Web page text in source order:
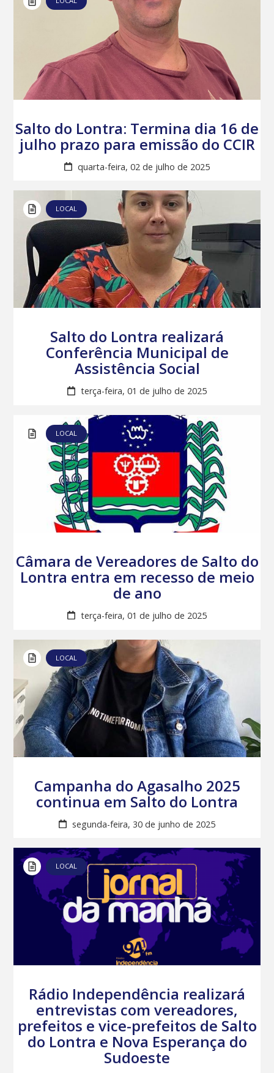
Salto do Lontra: Termina dia 16 de
julho prazo para emissão do CCIR
quarta-feira, 02 de julho de 2025
LOCAL
Salto do Lontra realizará
Conferência Municipal de
Assistência Social
terça-feira, 01 de julho de 2025
LOCAL
Câmara de Vereadores de Salto do
Lontra entra em recesso de meio
de ano
terça-feira, 01 de julho de 2025
LOCAL
Campanha do Agasalho 2025
continua em Salto do Lontra
segunda-feira, 30 de junho de 2025
LOCAL
Rádio Independência realizará
entrevistas com vereadores,
prefeitos e vice-prefeitos de Salto
do Lontra e Nova Esperança do
Sudoeste